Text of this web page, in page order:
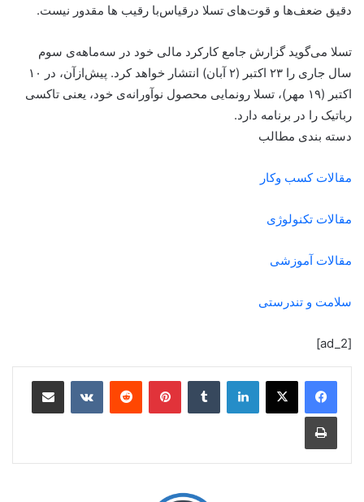
دقیق ضعف‌ها و قوت‌های تسلا در‌قیاس‌با رقیب ها مقدور نیست.
تسلا می‌گوید گزارش جامع کارکرد مالی خود در سه‌ماهه‌ی سوم
سال جاری را ۲۳ اکتبر (۲ آبان) انتشار خواهد کرد. پیش‌از‌آن، در ۱۰
اکتبر (۱۹ مهر)، تسلا رونمایی محصول نوآورانه‌ی خود، یعنی تاکسی
رباتیک را در برنامه دارد.
دسته بندی مطالب
مقالات کسب وکار
مقالات تکنولوژی
مقالات آموزشی
سلامت و تندرستی
[ad_2]